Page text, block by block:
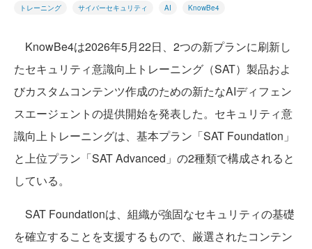
トレーニング サイバーセキュリティ AI KnowBe4
KnowBe4は2026年5月22日、2つの新プランに刷新し
たセキュリティ意識向上トレーニング（SAT）製品およ
びカスタムコンテンツ作成のための新たなAIディフェン
スエージェントの提供開始を発表した。セキュリティ意
識向上トレーニングは、基本プラン「SAT Foundation」
と上位プラン「SAT Advanced」の2種類で構成されると
している。
SAT Foundationは、組織が強固なセキュリティの基礎
を確立することを支援するもので、厳選されたコンテン